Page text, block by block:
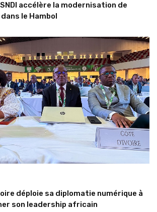
accélère la modernisation de
le Hambol
déploie sa diplomatie numérique à
son leadership africain